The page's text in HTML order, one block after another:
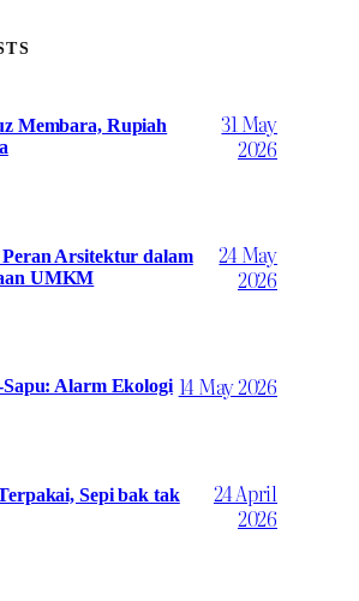
Membara, Rupiah
31 May
2026
Arsitektur dalam
UMKM
24 May
2026
Alarm Ekologi 14 May 2026
Sepi bak tak
24 April
2026